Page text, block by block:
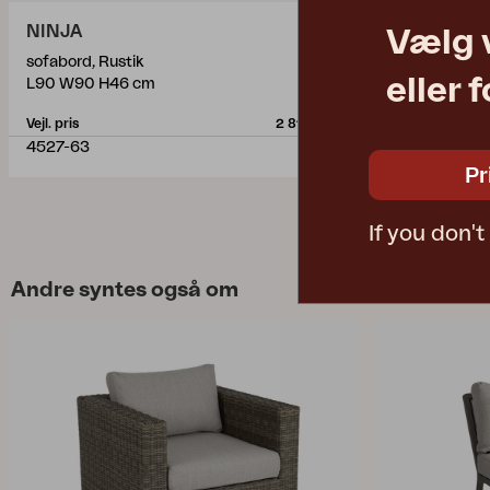
NINJA
sofabord, Rustik
L90 W90 H46 cm
Vejl. pris 2 815 DKK
4527-63
NINJA
midterste
W76 D88
4524-63-
Andre syntes også om
Vælg
eller
If you